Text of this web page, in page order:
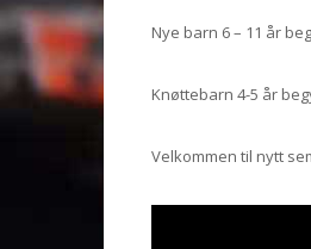
Nye barn 6 – 11 år
Knøttebarn 4-5 år
Velkommen til nytt